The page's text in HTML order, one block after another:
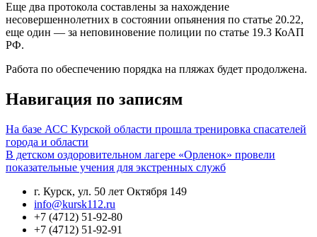
Еще два протокола составлены за нахождение
несовершеннолетних в состоянии опьянения по статье 20.22,
еще один — за неповиновение полиции по статье 19.3 КоАП
РФ.
Работа по обеспечению порядка на пляжах будет продолжена.
Навигация по записям
На базе АСС Курской области прошла тренировка спасателей
города и области
В детском оздоровительном лагере «Орленок» провели
показательные учения для экстренных служб
г. Курск, ул. 50 лет Октября 149
info@kursk112.ru
+7 (4712) 51-92-80
+7 (4712) 51-92-91